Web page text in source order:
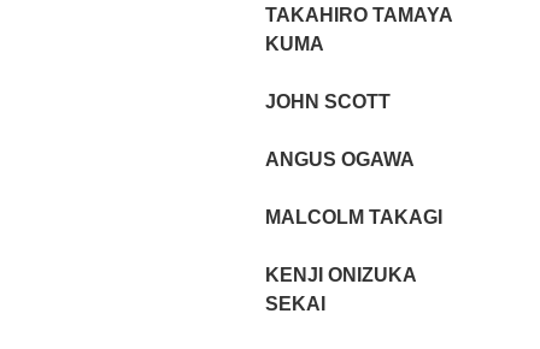
TAKAHIRO TAMAYA
KUMA
JOHN SCOTT
ANGUS OGAWA
MALCOLM TAKAGI
KENJI ONIZUKA
SEKAI